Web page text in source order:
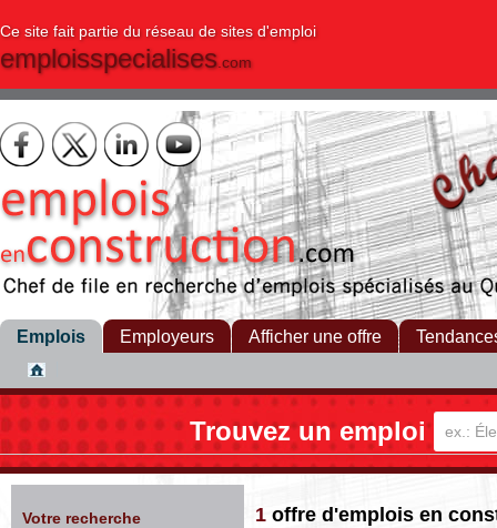
Ce site fait partie du réseau de sites d'emploi
emploisspecialises.com
Emplois Employeurs Afficher une offre
Trouvez un emploi
Votre recherche 1 offre d'emplois en